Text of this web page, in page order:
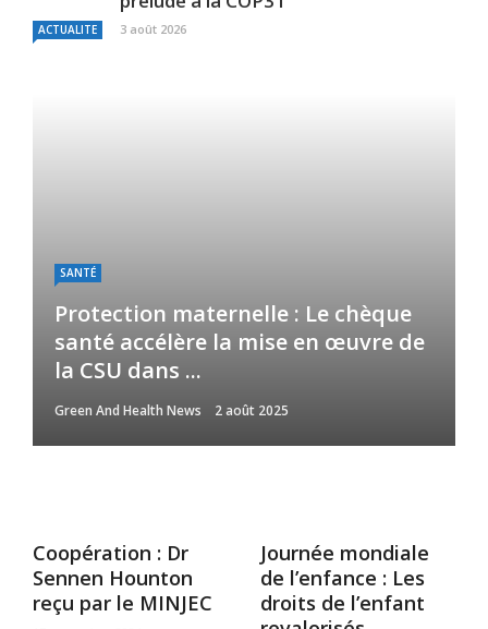
ACTUALITE 3 août 2026
SANTÉ
Protection maternelle : Le chèque
santé accélère la mise en œuvre de
la CSU dans ...
Green And Health News 2 août 2025
Coopération : Dr
Sennen Hounton
reçu par le MINJEC
Journée mondiale
de l’enfance : Les
droits de l’enfant